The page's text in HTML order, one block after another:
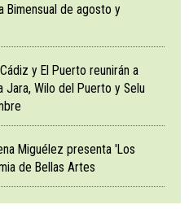
Bimensual de agosto y
y El Puerto reunirán a
Jara, Wilo del Puerto y Selu
Miguélez presenta 'Los
de Bellas Artes